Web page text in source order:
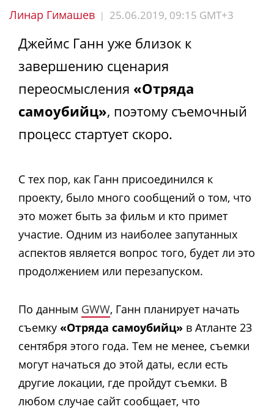
Линар Гимашев | 25.06.2019, 09:15 GMT+3
Джеймс Ганн уже близок к
завершению сценария
переосмысления «Отряда
самоубийц», поэтому съемочный
процесс стартует скоро.
С тех пор, как Ганн присоединился к
проекту, было много сообщений о том, что
это может быть за фильм и кто примет
участие. Одним из наиболее запутанных
аспектов является вопрос того, будет ли это
продолжением или перезапуском.
По данным GWW, Ганн планирует начать
съемку «Отряда самоубийц» в Атланте 23
сентября этого года. Тем не менее, съемки
могут начаться до этой даты, если есть
другие локации, где пройдут съемки. В
любом случае сайт сообщает, что